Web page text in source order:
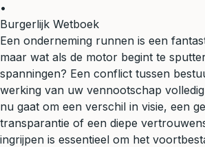
•
Burgerlijk Wetboek
Een onderneming runnen is een
maar wat als de motor begint te
spanningen? Een conflict tussen
werking van uw vennootschap
nu gaat om een verschil in visie, een
transparantie of een diepe
ingrijpen is essentieel om het